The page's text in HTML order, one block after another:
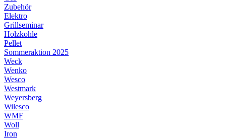
Zubehör
Elektro
Grillseminar
Holzkohle
Pellet
Sommeraktion 2025
Weck
Wenko
Wesco
Westmark
Weyersberg
Wilesco
WMF
Woll
Iron